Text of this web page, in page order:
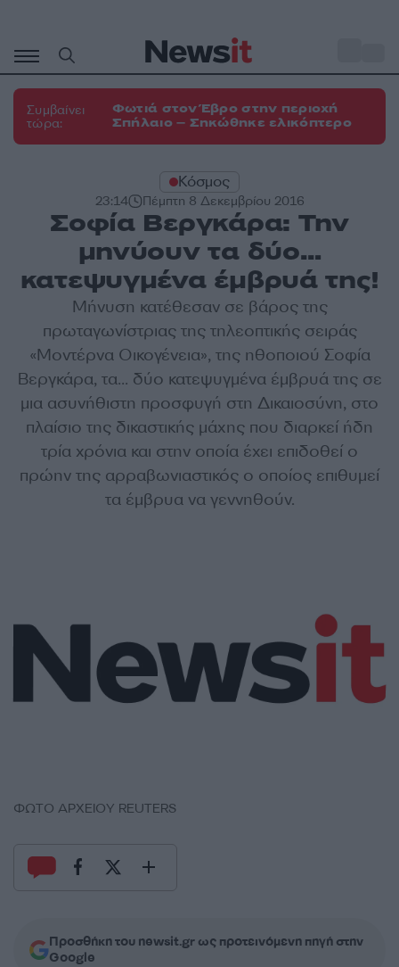
περιεχόμενο
Συμβαίνει
τώρα:
Φωτιά στον Έβρο στην περιοχή
Σπήλαιο – Σηκώθηκε ελικόπτερο
Κόσμος
23:14 Πέμπτη 8 Δεκεμβρίου 2016
Σοφία Βεργκάρα: Την
μηνύουν τα δύο…
κατεψυγμένα έμβρυά της!
Μήνυση κατέθεσαν σε βάρος της
πρωταγωνίστριας της τηλεοπτικής σειράς
«Μοντέρνα Οικογένεια», της ηθοποιού Σοφία
Βεργκάρα, τα… δύο κατεψυγμένα έμβρυά της σε
μια ασυνήθιστη προσφυγή στη Δικαιοσύνη, στο
πλαίσιο της δικαστικής μάχης που διαρκεί ήδη
τρία χρόνια και στην οποία έχει επιδοθεί ο
πρώην της αρραβωνιαστικός ο οποίος επιθυμεί
τα έμβρυα να γεννηθούν.
ΦΩΤΟ ΑΡΧΕΙΟΥ REUTERS
Προσθήκη του newsit.gr ως προτεινόμενη πηγή στην
Google